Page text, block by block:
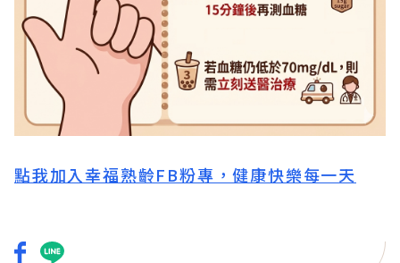
點我加入幸福熟齡FB粉專，健康快樂每一天